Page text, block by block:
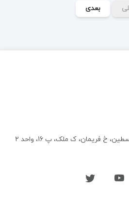
بعدی
خ فریمان، ک ملک، پ 16، واحد 2